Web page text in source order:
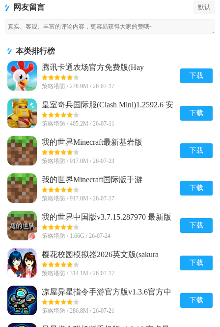
网友留言 默认
本类排行榜
腾讯卡通农场官方免费版(Hay
Day)v1.71.1 安卓最新版
策略塔防 / 278.9M / 26-07-17
下载
皇室奇兵国际服(Clash Mini)1.2592.6 安
卓最新版
策略塔防 / 405.2M / 26-07-11
下载
我的世界Minecraft最新基岩版
v1.26.20.24 安卓免付费版
策略塔防 / 917.0M / 26-07-23
下载
我的世界Minecraft国际版手游
v1.26.20.24 官方最新版
策略塔防 / 917.0M / 26-07-17
下载
我的世界中国版v3.7.15.287970 最新版
策略塔防 / 1.66G / 26-07-24
下载
樱花校园模拟器2026英文版(sakura
schoolsimulator)v1.048.08 手机版
策略塔防 / 314.1M / 26-07-17
下载
凉屋异星指令手游官方版v1.3.6官方中
文最新版
策略塔防 / 286.8M / 26-07-21
下载